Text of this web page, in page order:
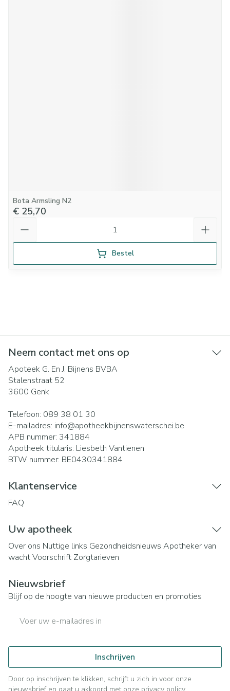
Bota Armsling N2
€ 25,70
Bestel
Neem contact met ons op
Apoteek G. En J. Bijnens BVBA
Stalenstraat 52
3600 Genk
Telefoon: 089 38 01 30
E-mailadres: info@apotheekbijnenswaterschei.be
APB nummer: 341884
Apotheek titularis: Liesbeth Vantienen
BTW nummer: BE0430341884
Klantenservice
FAQ
Uw apotheek
Over ons Nuttige links Gezondheidsnieuws Apotheker van
wachtVoorschrift Zorgtarieven
Nieuwsbrief
Blijf op de hoogte van nieuwe producten en promoties
Inschrijven
Door op inschrijven te klikken, schrijft u zich in voor onze